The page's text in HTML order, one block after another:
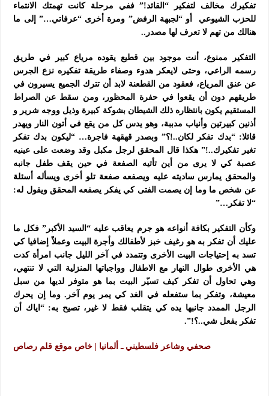
تفكيرك مخالف لتفكير “القائد!” ففي مرحلة كانت تهمتك الانتماء
للحزب الشيوعي أو “لجبهة الرفض” ومرة أخرى “عرفاتي…” إلى ما
هنالك من تهم لا تعرف لها مصدر..
التفكير ممنوع، أنت موجود بين قطيع يقوده مرياع كبير في طريق
رسمه الراعي، وحتى لايعكر هدوء وصفاء طريقة تفكيره نزع الجرس
عن عنق المرياع، فعقود من القطعنة لابد أن تترك الجميع يسيرون في
طريقهم دون أن يقعوا في حفرة المحظور، ومن سقط عن الصراط
المستقيم يكون بانتظاره ذلك الشيطان بشوكة كبيرة وذيل ووجه شرير و
أذنين كبيرتين وأنياب مدببة، وهو يدس كل من يقع في أتون النار ويهدر
قائلا: “بدك تفكر لكان..!؟” وبصدر قهقهة فاجرة… “ليكون بدك تفكر
تغير تفكيرك..!” هكذا قال المحقق لرجل مكبل وقد وضعت على عينيه
عصبة كي لا يرى من أين تأتيه الصفعة في حين يقف طفل جانبه
والمحقق يمارس ساديته عليه ويصفعه صفعة تلو أخرى ويسأله أسئلة
عن شخص ما وما إن يصمت الفتى كي يفكر يصفعه المحقق ويقول له:
“لا تفكر…”
وكأن التفكير بكافة أنواعه هو جرم يعاقب عليه “السيد الأكبر” فكل ما
عليك أن تفكر به هو رغيف خبز لأطفالك وأجرة البيت وعملاً إضافيا كي
تسد به إحتياجات البيت الأخرى وتتمدد في آخر الليل جانب امرأة كدت
هي الأخرى طوال النهار مع الاطفال وواجباتها المنزلية التي لا تنتهي،
وهي تحاول أن تفكر كيف تسيّر البيت بما هو متوفر لديها من سبل
معيشة، وتفكر بما ستفعله في الغد كي يمر يوم آخر. وما إن يحرك
الرجل الممدد جانبها يده كي يتقلب فقط لا غير، تصيح به: “اياك أن
تفكر بفعل شي..؟!”.
صحفي وشاعر فلسطيني ـ ألمانيا | خاص موقع قلم رصاص